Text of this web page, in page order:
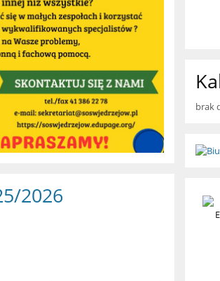
2026
brak